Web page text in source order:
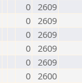
0 2609
0 2609
0 2609
0 2609
0 2609
0 2600